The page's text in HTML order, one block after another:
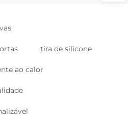
tira de silicone
ao calor